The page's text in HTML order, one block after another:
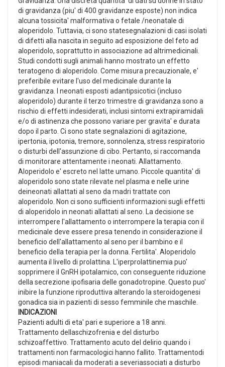
di gravidanza (piu' di 400 gravidanze esposte) non indica
alcuna tossicita' malformativa o fetale /neonatale di
aloperidolo. Tuttavia, ci sono statesegnalazioni di casi isolati
di difetti alla nascita in seguito ad esposizione del feto ad
aloperidolo, soprattutto in associazione ad altrimedicinali.
Studi condotti sugli animali hanno mostrato un effetto
teratogeno di aloperidolo. Come misura precauzionale, e'
preferibile evitare l'uso del medicinale durante la
gravidanza. I neonati esposti adantipsicotici (incluso
aloperidolo) durante il terzo trimestre di gravidanza sono a
rischio di effetti indesiderati, inclusi sintomi extrapiramidali
e/o di astinenza che possono variare per gravita' e durata
dopo il parto. Ci sono state segnalazioni di agitazione,
ipertonia, ipotonia, tremore, sonnolenza, stress respiratorio
o disturbi dell'assunzione di cibo. Pertanto, si raccomanda
di monitorare attentamente i neonati. Allattamento.
Aloperidolo e' escreto nel latte umano. Piccole quantita' di
aloperidolo sono state rilevate nel plasma e nelle urine
deineonati allattati al seno da madri trattate con
aloperidolo. Non ci sono sufficienti informazioni sugli effetti
di aloperidolo in neonati allattati al seno. La decisione se
interrompere l'allattamento o interrompere la terapia con il
medicinale deve essere presa tenendo in considerazione il
beneficio dell'allattamento al seno per il bambino e il
beneficio della terapia per la donna. Fertilita'. Aloperidolo
aumenta il livello di prolattina. L'iperprolattinemia puo'
sopprimere il GnRH ipotalamico, con conseguente riduzione
della secrezione ipofisaria delle gonadotropine. Questo puo'
inibire la funzione riproduttiva alterando la steroidogenesi
gonadica sia in pazienti di sesso femminile che maschile.
INDICAZIONI
Pazienti adulti di eta' pari e superiore a 18 anni.
Trattamento dellaschizofrenia e del disturbo
schizoaffettivo. Trattamento acuto del delirio quando i
trattamenti non farmacologici hanno fallito. Trattamentodi
episodi maniacali da moderati a severiassociati a disturbo